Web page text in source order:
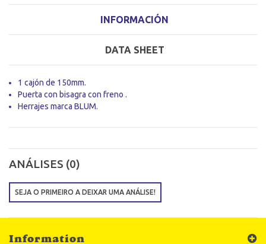
INFORMACIÓN
DATA SHEET
1 cajón de 150mm.
Puerta con bisagra con freno .
Herrajes marca BLUM.
ANÁLISES (0)
SEJA O PRIMEIRO A DEIXAR UMA ANÁLISE!
Information